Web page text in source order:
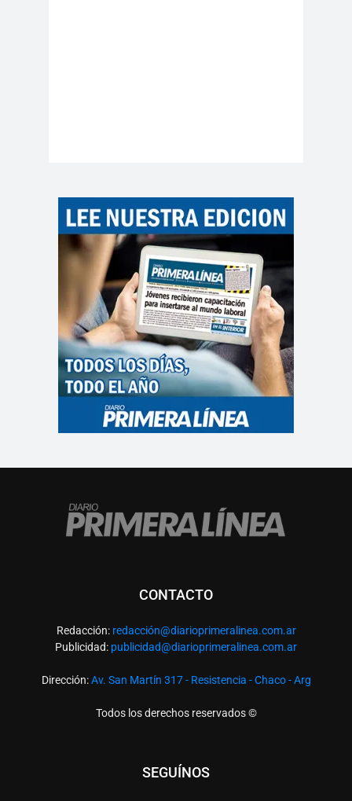
CONTACTO
Redacción: redacción@diarioprimeralinea.com.ar
Publicidad: publicidad@diarioprimeralinea.com.ar
Dirección:Av. San Martín 317 - Resistencia - Chaco - Arg
Todos los derechos reservados ©
SEGUÍNOS